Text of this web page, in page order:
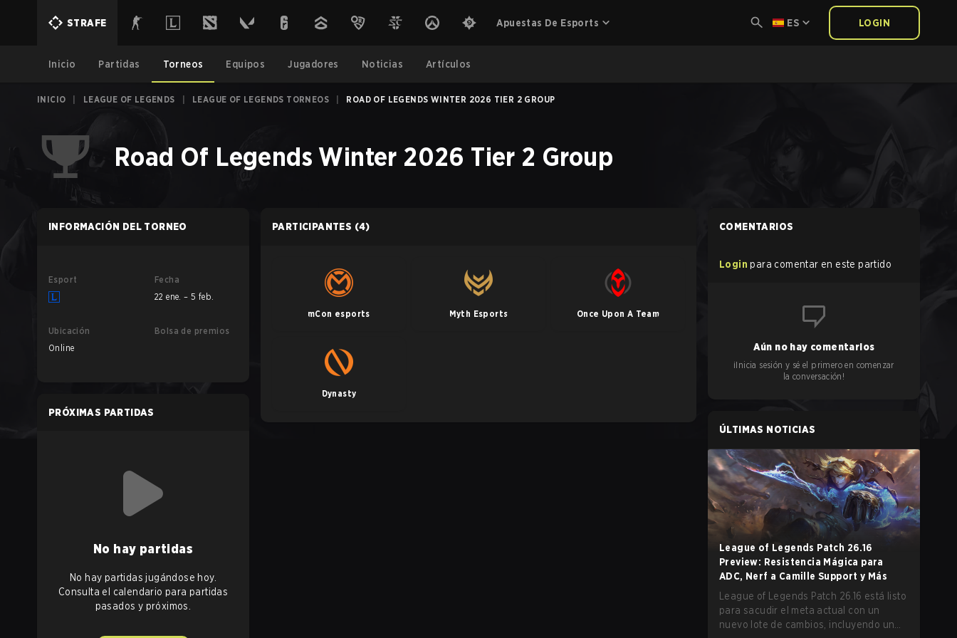
STRAFE Apuestas De Esports ES LOGIN
Inicio Partidas Torneos Equipos Jugadores Noticias Artículos
INICIO LEAGUE OF LEGENDS LEAGUE OF LEGENDS TORNEOS ROAD OF LEGENDS WINTER 2026 TIER 2 GROUP
Road Of Legends Winter 2026 Tier 2 Group
INFORMACIÓN DEL TORNEO
Esport
Fecha
22 ene. – 5 feb.
Ubicación
Online
Bolsa de premios
PRÓXIMAS PARTIDAS
No hay partidas
No hay partidas jugándose hoy.
Consulta el calendario para partidas
pasados y próximos.
PARTICIPANTES (4)
mCon esports Myth Esports Once Upon A Team
Dynasty
COMENTARIOS
Login para comentar en este partido
Aún no hay comentarios
¡Inicia sesión y sé el primero en comenzar
la conversación!
ÚLTIMAS NOTICIAS
League of Legends Patch 26.16
Preview: Resistencia Mágica para
ADC, Nerf a Camille Support y Más
League of Legends Patch 26.16 está listo
para sacudir el meta actual con un
nuevo lote de cambios, incluyendo un